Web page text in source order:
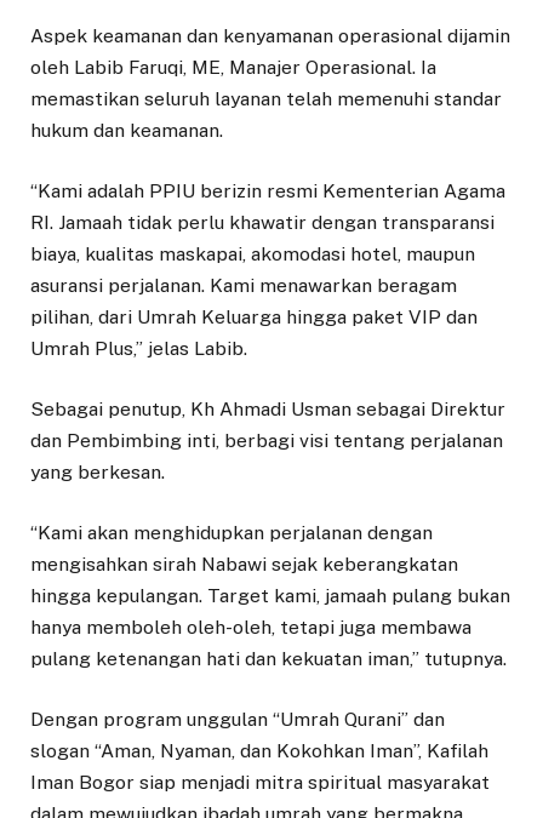
Aspek keamanan dan kenyamanan operasional dijamin
oleh Labib Faruqi, ME, Manajer Operasional. Ia
memastikan seluruh layanan telah memenuhi standar
hukum dan keamanan.
“Kami adalah PPIU berizin resmi Kementerian Agama
RI. Jamaah tidak perlu khawatir dengan transparansi
biaya, kualitas maskapai, akomodasi hotel, maupun
asuransi perjalanan. Kami menawarkan beragam
pilihan, dari Umrah Keluarga hingga paket VIP dan
Umrah Plus,” jelas Labib.
Sebagai penutup, Kh Ahmadi Usman sebagai Direktur
dan Pembimbing inti, berbagi visi tentang perjalanan
yang berkesan.
“Kami akan menghidupkan perjalanan dengan
mengisahkan sirah Nabawi sejak keberangkatan
hingga kepulangan. Target kami, jamaah pulang bukan
hanya memboleh oleh-oleh, tetapi juga membawa
pulang ketenangan hati dan kekuatan iman,” tutupnya.
Dengan program unggulan “Umrah Qurani” dan
slogan “Aman, Nyaman, dan Kokohkan Iman”, Kafilah
Iman Bogor siap menjadi mitra spiritual masyarakat